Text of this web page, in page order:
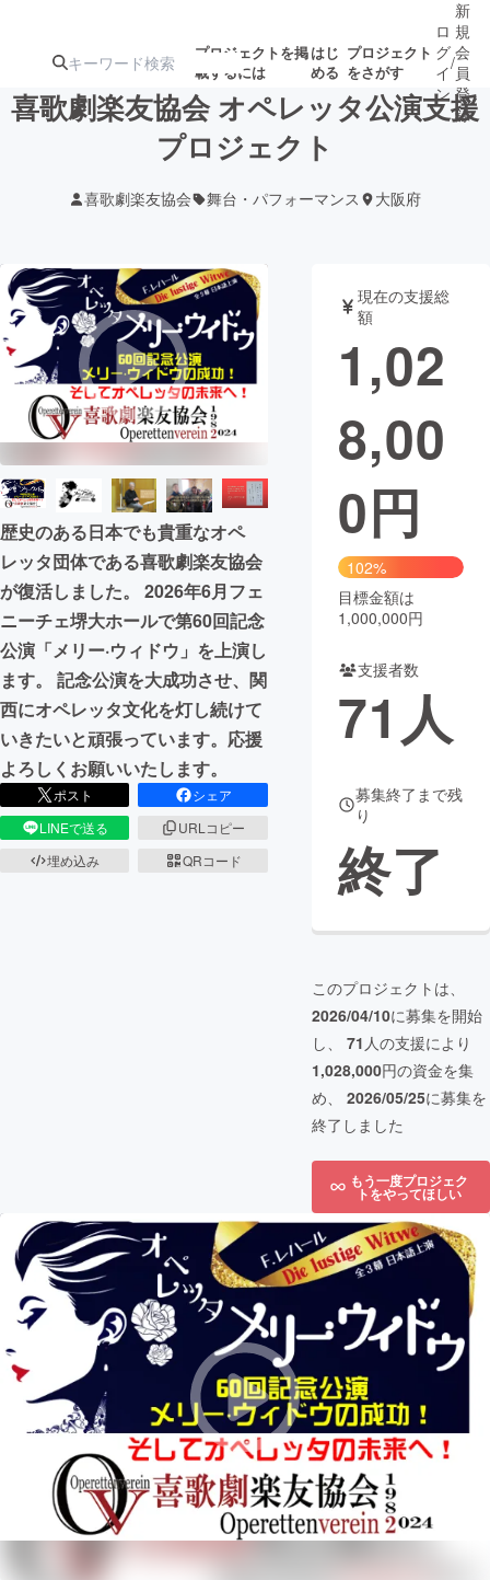
プロジェクトを掲
載するには
はじ
める
プロジェクト
をさがす
注目のリ
ターン
注目の新着プロ
ジェクト
募集終了が近いプ
ロジェクト
もうすぐ公開
されます
アート・写真 音楽
テクノロジー・ガジェット ゲーム・サ
映像・映画
ビジネス・起業
まちづくり・地域活性化
CAMPFIRE for Social Good
CAMPFIRE Creation
CAMPFIREふるさと納税machi-ya コミュニティ
ロ
グ
イ
ン
/
新
規
会
員
登
録
喜歌劇楽友協会 オペレッタ公演支援
プロジェクト
喜歌劇楽友協会 舞台・パフォーマンス 大阪府
歴史のある日本でも貴重なオペ
レッタ団体である喜歌劇楽友協会
が復活しました。 2026年6月フェ
ニーチェ堺大ホールで第60回記念
公演「メリー·ウィドウ」を上演し
ます。 記念公演を大成功させ、関
西にオペレッタ文化を灯し続けて
いきたいと頑張っています。応援
よろしくお願いいたします。
ポスト
シェア
LINEで送る
URLコピー
埋め込み
QRコード
現在の支援総
額
1,02
8,00
0円
102%
目標金額は
1,000,000円
支援者数
71 人
募集終了まで残
り
終了
このプロジェクトは、
2026/04/10に募集を開始
し、 71 人の支援により
1,028,000円の資金を集
め、 2026/05/25に募集を
終了しました
もう一度プロジェク
トをやってほしい